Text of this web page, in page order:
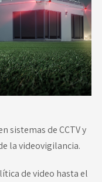
sistemas de CCTV y
la videovigilancia.
de video hasta el